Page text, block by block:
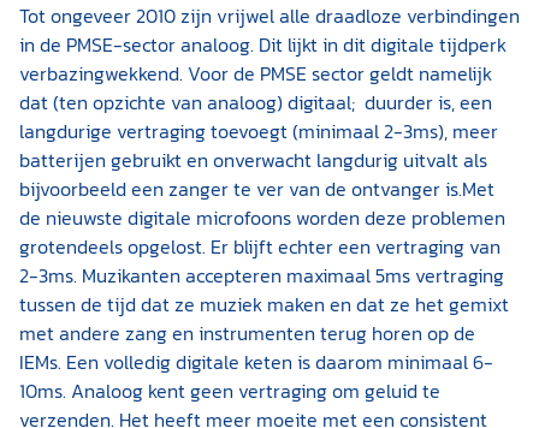
Tot ongeveer 2010 zijn vrijwel alle draadloze verbindingen
in de PMSE-sector analoog. Dit lijkt in dit digitale tijdperk
verbazingwekkend. Voor de PMSE sector geldt namelijk
dat (ten opzichte van analoog) digitaal; duurder is, een
langdurige vertraging toevoegt (minimaal 2-3ms), meer
batterijen gebruikt en onverwacht langdurig uitvalt als
bijvoorbeeld een zanger te ver van de ontvanger is.Met
de nieuwste digitale microfoons worden deze problemen
grotendeels opgelost. Er blijft echter een vertraging van
2-3ms. Muzikanten accepteren maximaal 5ms vertraging
tussen de tijd dat ze muziek maken en dat ze het gemixt
met andere zang en instrumenten terug horen op de
IEMs. Een volledig digitale keten is daarom minimaal 6-
10ms. Analoog kent geen vertraging om geluid te
verzenden. Het heeft meer moeite met een consistent